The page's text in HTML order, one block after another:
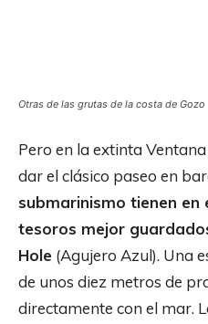
Otras de las grutas de la costa de Gozo
Pero en la extinta
dar el clásico paseo en
submarinismo tienen en
tesoros mejor
Hole (Agujero Azul). Una
de unos diez metros de
directamente con el mar.